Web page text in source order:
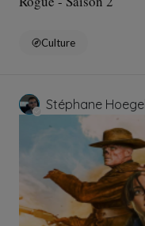
Culture
Stéphane Hoegel